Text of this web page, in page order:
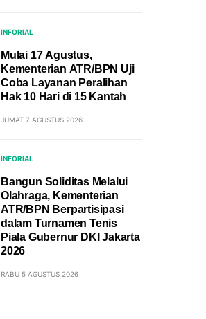
INFORIAL
Mulai 17 Agustus,
Kementerian ATR/BPN Uji
Coba Layanan Peralihan
Hak 10 Hari di 15 Kantah
JUMAT 7 AGUSTUS 2026
INFORIAL
Bangun Soliditas Melalui
Olahraga, Kementerian
ATR/BPN Berpartisipasi
dalam Turnamen Tenis
Piala Gubernur DKI Jakarta
2026
RABU 5 AGUSTUS 2026